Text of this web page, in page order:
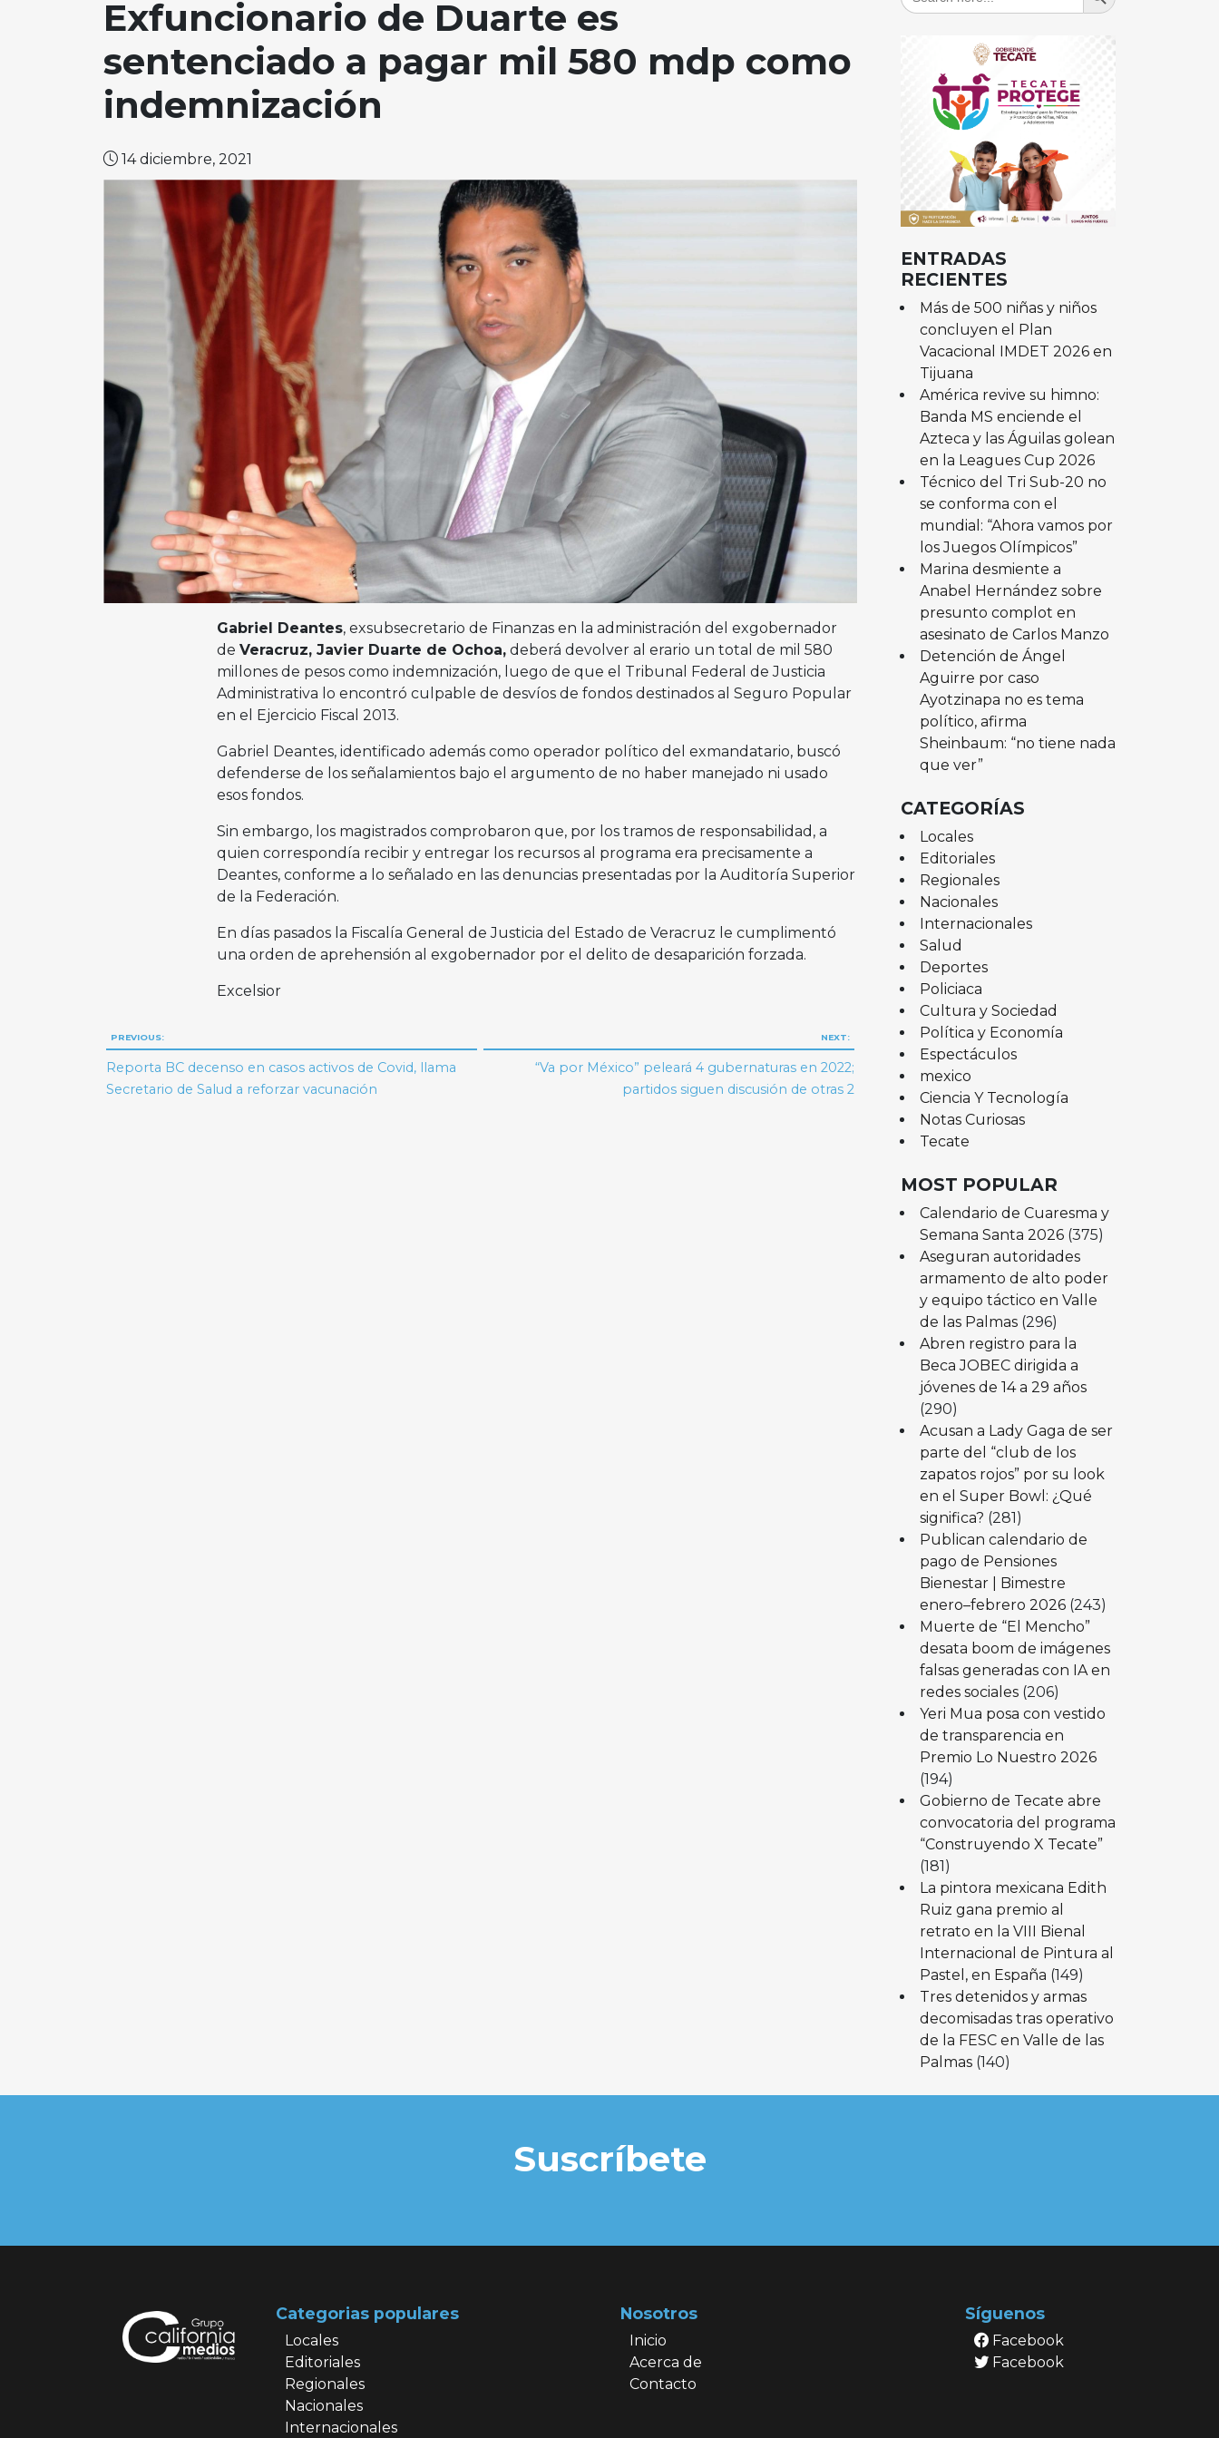
Exfuncionario de Duarte es
sentenciado a pagar mil 580 mdp como
indemnización
14 diciembre, 2021
Gabriel Deantes, exsubsecretario de Finanzas en la administración del exgobernador
de Veracruz, Javier Duarte de Ochoa,deberá devolver al erario un total de mil 580
millones de pesos como indemnización, luego de que el Tribunal Federal de Justicia
Administrativa lo encontró culpable de desvíos de fondos destinados al Seguro Popular
en el Ejercicio Fiscal 2013.
Gabriel Deantes, identificado además como operador político del exmandatario, buscó
defenderse de los señalamientos bajo el argumento de no haber manejado ni usado
esos fondos.
Sin embargo, los magistrados comprobaron que, por los tramos de responsabilidad, a
quien correspondía recibir y entregar los recursos al programa era precisamente a
Deantes, conforme a lo señalado en las denuncias presentadas por la Auditoría Superior
de la Federación.
En días pasados la Fiscalía General de Justicia del Estado de Veracruz le cumplimentó
una orden de aprehensión al exgobernador por el delito de desaparición forzada.
Excelsior
Navegación
de
PREVIOUS:
Reporta BC decenso en casos activos de Covid, llama
Secretario de Salud a reforzar vacunación
NEXT:
“Va por México” peleará 4 gubernaturas en 2022;
partidos siguen discusión de otras 2
ENTRADAS
RECIENTES
Más de 500 niñas y niños
concluyen el Plan
Vacacional IMDET 2026 en
Tijuana
América revive su himno:
Banda MS enciende el
Azteca y las Águilas golean
en la Leagues Cup 2026
Técnico del Tri Sub-20 no
se conforma con el
mundial: “Ahora vamos por
los Juegos Olímpicos”
Marina desmiente a
Anabel Hernández sobre
presunto complot en
asesinato de Carlos Manzo
Detención de Ángel
Aguirre por caso
Ayotzinapa no es tema
político, afirma
Sheinbaum: “no tiene nada
que ver”
CATEGORÍAS
Locales
Editoriales
Regionales
Nacionales
Internacionales
Salud
Deportes
Policiaca
Cultura y Sociedad
Política y Economía
Espectáculos
mexico
Ciencia Y Tecnología
Notas Curiosas
Tecate
MOST POPULAR
Calendario de Cuaresma y
Semana Santa 2026 (375)
Aseguran autoridades
armamento de alto poder
y equipo táctico en Valle
de las Palmas (296)
Abren registro para la
Beca JOBEC dirigida a
jóvenes de 14 a 29 años
(290)
Acusan a Lady Gaga de ser
parte del “club de los
zapatos rojos” por su look
en el Super Bowl: ¿Qué
significa? (281)
Publican calendario de
pago de Pensiones
Bienestar | Bimestre
enero–febrero 2026 (243)
Muerte de “El Mencho”
desata boom de imágenes
falsas generadas con IA en
redes sociales (206)
Yeri Mua posa con vestido
de transparencia en
Premio Lo Nuestro 2026
(194)
Gobierno de Tecate abre
convocatoria del programa
“Construyendo X Tecate”
(181)
La pintora mexicana Edith
Ruiz gana premio al
retrato en la VIII Bienal
Internacional de Pintura al
Pastel, en España (149)
Tres detenidos y armas
decomisadas tras operativo
de la FESC en Valle de las
Palmas (140)
Suscríbete
Categorias populares
Locales
Editoriales
Regionales
Nacionales
Internacionales
Nosotros
Inicio
Acerca de
Contacto
Síguenos
Facebook
Facebook